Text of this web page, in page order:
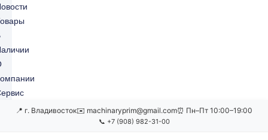
📍 г. Владивосток✉️ machinaryprim@gmail.com⏰ Пн–Пт 10:00–19:00
📞 +7 (908) 982-31-00